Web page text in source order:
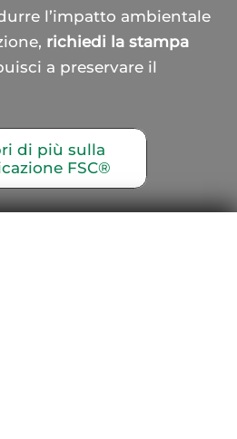
l’impatto ambientale
richiedi la stampa
a preservare il
di più sulla
FSC®